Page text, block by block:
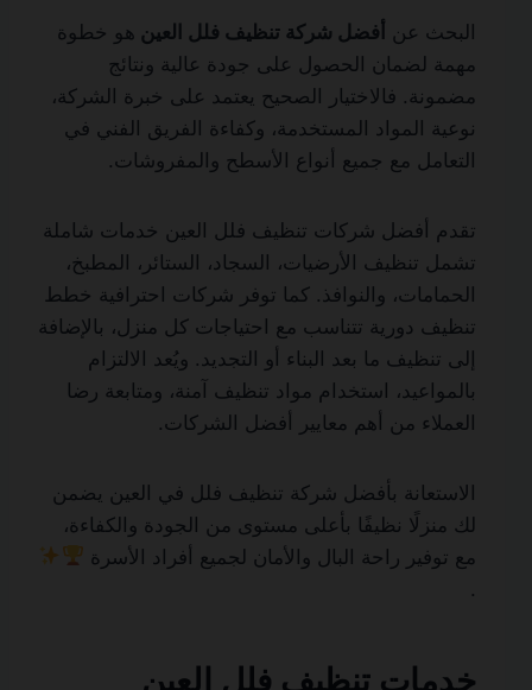
البحث عن أفضل شركة تنظيف فلل العين هو خطوة
مهمة لضمان الحصول على جودة عالية ونتائج
مضمونة. فالاختيار الصحيح يعتمد على خبرة الشركة،
نوعية المواد المستخدمة، وكفاءة الفريق الفني في
التعامل مع جميع أنواع الأسطح والمفروشات.
تقدم أفضل شركات تنظيف فلل العين خدمات شاملة
تشمل تنظيف الأرضيات، السجاد، الستائر، المطبخ،
الحمامات، والنوافذ. كما توفر شركات احترافية خطط
تنظيف دورية تتناسب مع احتياجات كل منزل، بالإضافة
إلى تنظيف ما بعد البناء أو التجديد. ويُعد الالتزام
بالمواعيد، استخدام مواد تنظيف آمنة، ومتابعة رضا
العملاء من أهم معايير أفضل الشركات.
الاستعانة بأفضل شركة تنظيف فلل في العين يضمن
لك منزلًا نظيفًا بأعلى مستوى من الجودة والكفاءة،
مع توفير راحة البال والأمان لجميع أفراد الأسرة
.
خدمات تنظيف فلل العين